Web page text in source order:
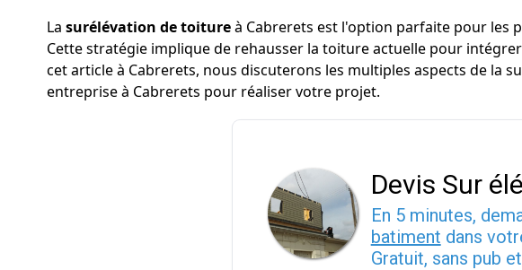
La surélévation de toitureà Cabrerets est l'option parfaite pour les
Cette stratégie implique de rehausser la toiture actuelle pour
cet article à Cabrerets, nous discuterons les multiples aspects de la
entreprise à Cabrerets pour réaliser votre projet.
Devis Sur
En 5 minutes,
batiment dans
Gratuit, sans pub